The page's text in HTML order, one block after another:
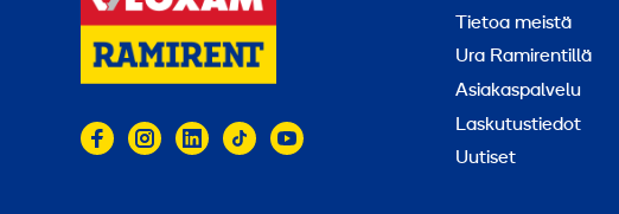
Tietoa meistä
Ura Ramirentillä
Asiakaspalvelu
Laskutustiedot
Uutiset